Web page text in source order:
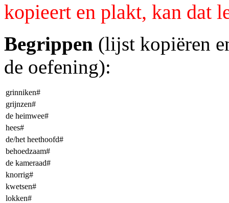
kopieert en plakt, kan dat
Begrippen (lijst kopiëren
de oefening):
grinniken#
grijnzen#
de heimwee#
hees#
de/het heethoofd#
behoedzaam#
de kameraad#
knorrig#
kwetsen#
lokken#